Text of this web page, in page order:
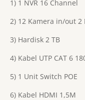
1) 1 NVR 16 Channel
2) 12 Kamera in/out 2
3) Hardisk 2 TB
4) Kabel UTP CAT 6
5) 1 Unit Switch POE
6) Kabel HDMI 1,5M